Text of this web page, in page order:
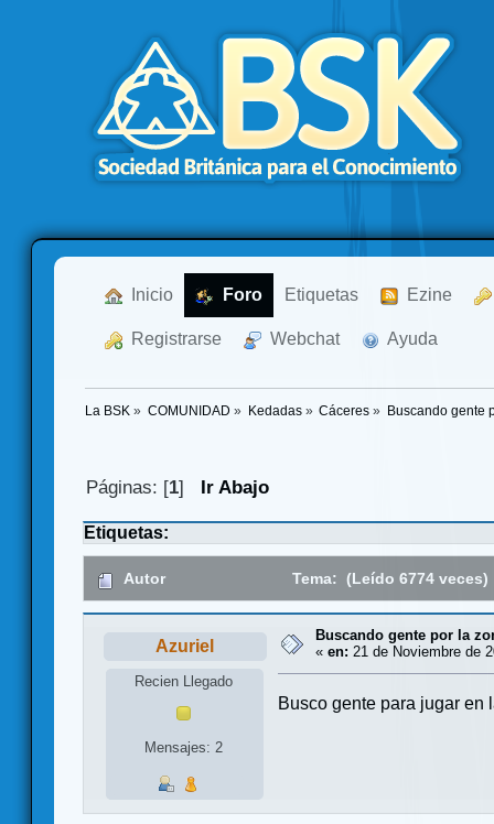
Inicio Foro Etiquetas Ezine
Registrarse Webchat Ayuda
La BSK » COMUNIDAD » Kedadas» Cáceres » Buscando gente
Páginas: [1] Ir Abajo
Etiquetas:
Autor Tema: (Leído 6774 veces)
Azuriel
Recien Llegado
Mensajes: 2
Buscando gente por la
« en: 21 de Noviembre de
Busco gente para jugar en